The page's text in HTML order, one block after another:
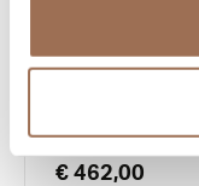
€ 462,00